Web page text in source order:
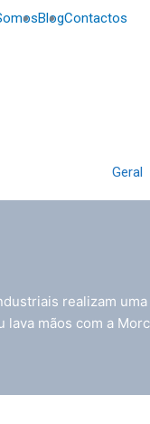
BlogContactos
Geral
realizam
lava mãos com a